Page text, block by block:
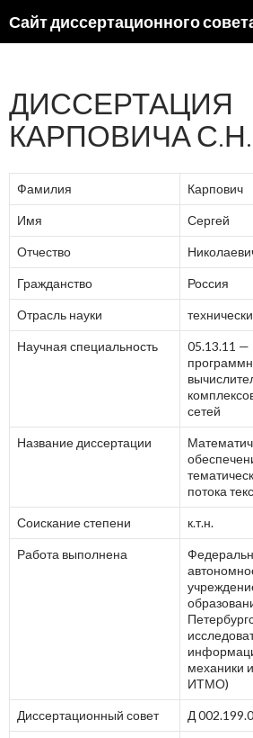
ДИССЕРТАЦИЯ
КАРПОВИЧА С.Н.
Фамилия Карпович
Имя Сергей
Отчество
Гражданство Россия
Отрасль науки
Научная специальность
05.13.11 —
сетей
Название диссертации
потока
Соискание степени к.т.н.
Работа выполнена
механики
ИТМО)
Диссертационный совет Д